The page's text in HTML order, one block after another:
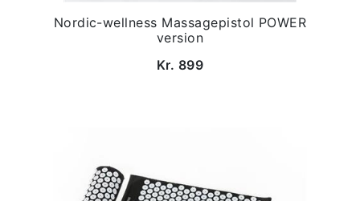
Nordic-wellness Massagepistol POWER
version
Kr. 899